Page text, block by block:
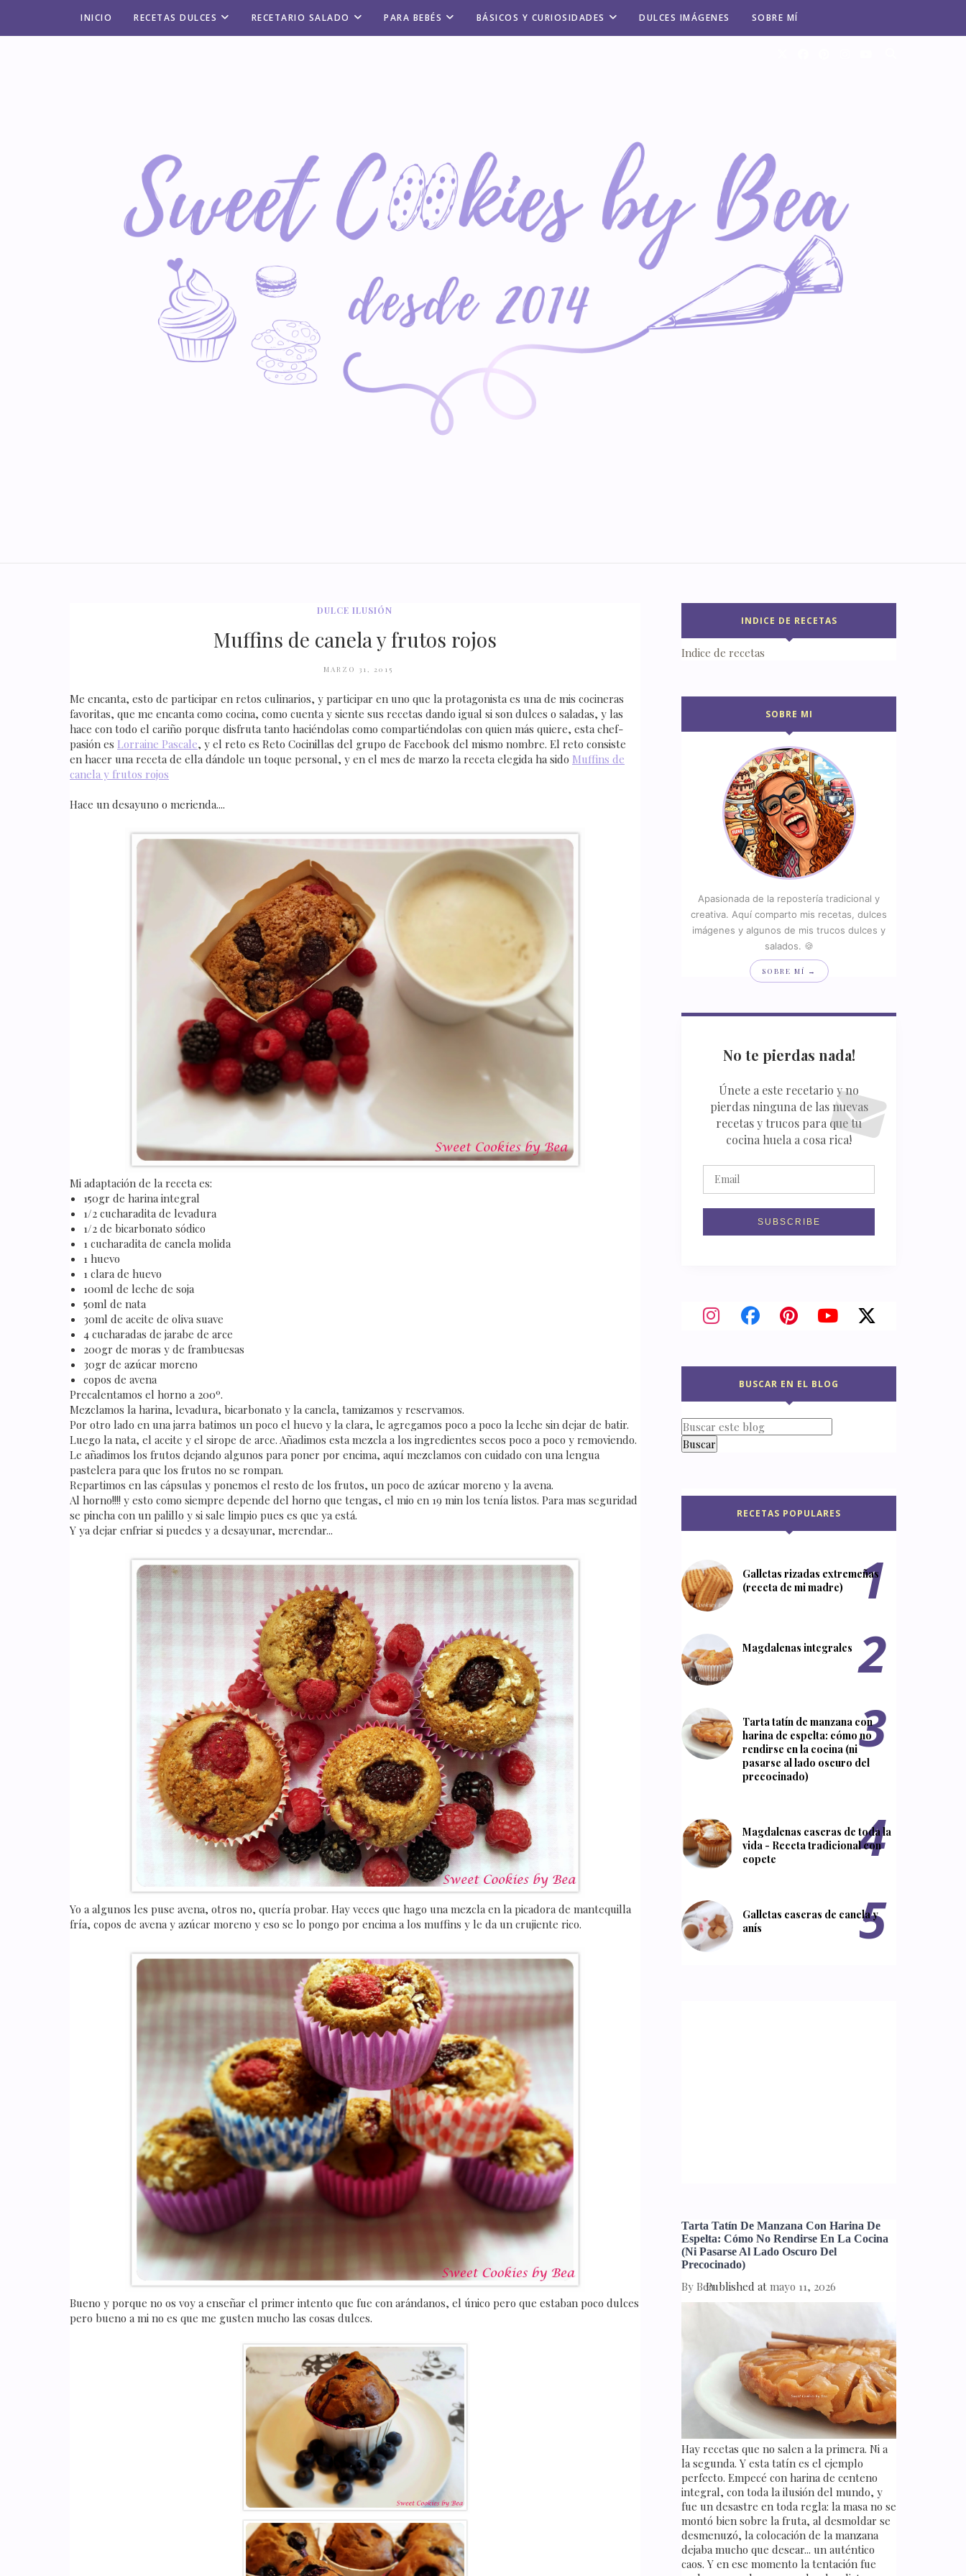
INICIO RECETAS DULCES RECETARIO SALADO PARA BEBÉS BÁSICOS Y CURIOSIDADES DULCES IMÁGENES SOBRE MÍ
DULCE ILUSIÓN
Muffins de canela y frutos rojos
MARZO 31, 2015
Me encanta, esto de participar en retos culinarios, y participar en uno que la protagonista es una de mis cocineras
favoritas, que me encanta como cocina, como cuenta y siente sus recetas dando igual si son dulces o saladas, y las
hace con todo el cariño porque disfruta tanto haciéndolas como compartiéndolas con quien más quiere, esta chef-
pasión es Lorraine Pascale, y el reto es Reto Cocinillas del grupo de Facebook del mismo nombre. El reto consiste
en hacer una receta de ella dándole un toque personal, y en el mes de marzo la receta elegida ha sido Muffins de
canela y frutos rojos
Hace un desayuno o merienda....
Mi adaptación de la receta es:
150gr de harina integral
1/2 cucharadita de levadura
1/2 de bicarbonato sódico
1 cucharadita de canela molida
1 huevo
1 clara de huevo
100ml de leche de soja
50ml de nata
30ml de aceite de oliva suave
4 cucharadas de jarabe de arce
200gr de moras y de frambuesas
30gr de azúcar moreno
copos de avena
Precalentamos el horno a 200º.
Mezclamos la harina, levadura, bicarbonato y la canela, tamizamos y reservamos.
Por otro lado en una jarra batimos un poco el huevo y la clara, le agregamos poco a poco la leche sin dejar de batir.
Luego la nata, el aceite y el sirope de arce. Añadimos esta mezcla a los ingredientes secos poco a poco y removiendo.
Le añadimos los frutos dejando algunos para poner por encima, aquí mezclamos con cuidado con una lengua
pastelera para que los frutos no se rompan.
Repartimos en las cápsulas y ponemos el resto de los frutos, un poco de azúcar moreno y la avena.
Al horno!!!! y esto como siempre depende del horno que tengas, el mio en 19 min los tenía listos. Para mas seguridad
se pincha con un palillo y si sale limpio pues es que ya está.
Y ya dejar enfriar si puedes y a desayunar, merendar...
Yo a algunos les puse avena, otros no, quería probar. Hay veces que hago una mezcla en la picadora de mantequilla
fría, copos de avena y azúcar moreno y eso se lo pongo por encima a los muffins y le da un crujiente rico.
Bueno y porque no os voy a enseñar el primer intento que fue con arándanos, el único pero que estaban poco dulces
pero bueno a mi no es que me gusten mucho las cosas dulces.
INDICE DE RECETAS
Indice de recetas
SOBRE MI
Apasionada de la repostería tradicional y
creativa. Aquí comparto mis recetas, dulces
imágenes y algunos de mis trucos dulces y
salados. 🍪
SOBRE MÍ →
No te pierdas nada!
Únete a este recetario y no
pierdas ninguna de las nuevas
recetas y trucos para que tu
cocina huela a cosa rica!
BUSCAR EN EL BLOG
RECETAS POPULARES
Galletas rizadas extremeñas
(receta de mi madre)
Magdalenas integrales
Tarta tatín de manzana con
harina de espelta: cómo no
rendirse en la cocina (ni
pasarse al lado oscuro del
precocinado)
Magdalenas caseras de toda la
vida - Receta tradicional con
copete
Galletas caseras de canela y
anís
Tarta Tatín De Manzana Con Harina De
Espelta: Cómo No Rendirse En La Cocina
(ni Pasarse Al Lado Oscuro Del
Precocinado)
By BeaPublished at mayo 11, 2026
Hay recetas que no salen a la primera. Ni a
la segunda. Y esta tatín es el ejemplo
perfecto. Empecé con harina de centeno
integral, con toda la ilusión del mundo, y
fue un desastre en toda regla: la masa no se
montó bien sobre la fruta, al desmoldar se
desmenuzó, la colocación de la manzana
dejaba mucho que desear... un auténtico
caos. Y en ese momento la tentación fue